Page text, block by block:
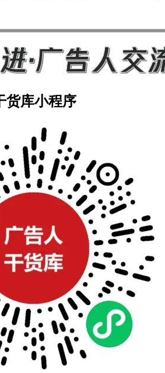
货库小程序